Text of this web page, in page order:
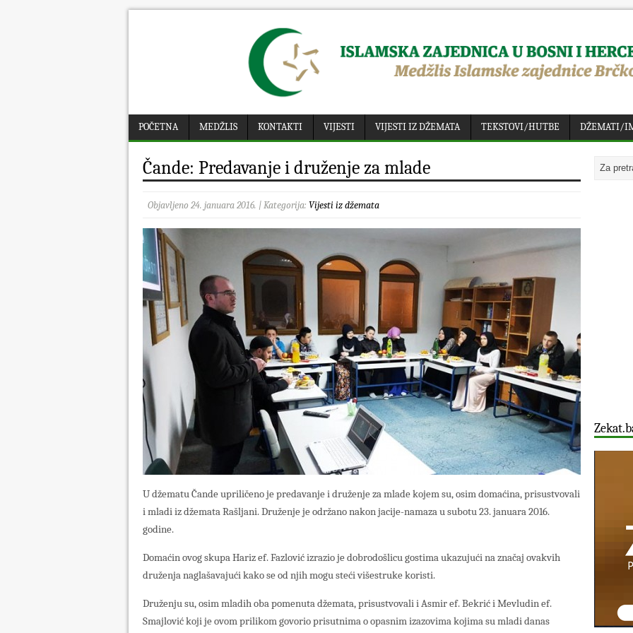
POČETNA MEDŽLIS KONTAKTI VIJESTI VIJESTI IZ DŽEMATA TEKSTOVI/HUTBE DŽEMATI/
Čande: Predavanje i druženje za mlade
Objavljeno 24. januara 2016. | Kategorija: Vijesti iz džemata
U džematu Čande upriličeno je predavanje i druženje za mlade kojem su, osim domaćina, prisustvovali
i mladi iz džemata Rašljani. Druženje je održano nakon jacije-namaza u subotu 23. januara 2016.
godine.
Domaćin ovog skupa Hariz ef. Fazlović izrazio je dobrodošlicu gostima ukazujući na značaj ovakvih
druženja naglašavajući kako se od njih mogu steći višestruke koristi.
Druženju su, osim mladih oba pomenuta džemata, prisustvovali i Asmir ef. Bekrić i Mevludin ef.
Smajlović koji je ovom prilikom govorio prisutnima o opasnim izazovima kojima su mladi danas